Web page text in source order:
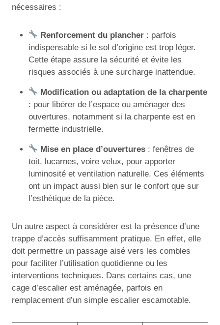
nécessaires :
Renforcement du plancher : parfois
indispensable si le sol d’origine est trop léger.
Cette étape assure la sécurité et évite les
risques associés à une surcharge inattendue.
Modification ou adaptation de la charpente
: pour libérer de l’espace ou aménager des
ouvertures, notamment si la charpente est en
fermette industrielle.
Mise en place d’ouvertures : fenêtres de
toit, lucarnes, voire velux, pour apporter
luminosité et ventilation naturelle. Ces éléments
ont un impact aussi bien sur le confort que sur
l’esthétique de la pièce.
Un autre aspect à considérer est la présence d’une
trappe d’accès suffisamment pratique. En effet, elle
doit permettre un passage aisé vers les combles
pour faciliter l’utilisation quotidienne ou les
interventions techniques. Dans certains cas, une
cage d’escalier est aménagée, parfois en
remplacement d’un simple escalier escamotable.